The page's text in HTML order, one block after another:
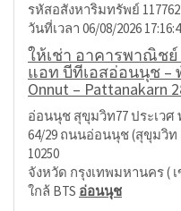
รหัสอสังหาริมทรัพย์ 117762
วันที่เวลา 06/08/2026
ให้เช่า อาคารพาณิชย์
แอท บีทีเอสอ่อนนุช –
Onnut – Pattanakarn
อ่อนนุช สุขุมวิท77 ประเว
64/29 ถนนอ่อนนุช (สุขุมวิท
10250
จังหวัด กรุงเทพมหานคร (
ใกล้ BTS อ่อนนุช